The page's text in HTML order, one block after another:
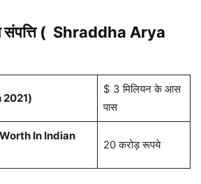
( Shraddha Arya
2021)
$ 3 मिलियन के आस
पास
In Indian
20 करोड़ रूपये